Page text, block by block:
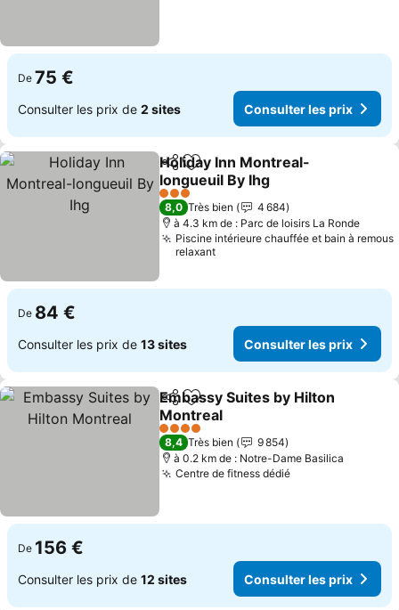
De 75 €
Consulter les prix de 2 sites Consulter les prix
PartagerAjouter à mes favoris
Holiday Inn Montreal-
longueuil By Ihg
Consulter les prix
3 Étoiles
8,0 Très bien
4 684
à 4.3 km de : Parc de loisirs La Ronde
Piscine intérieure chauffée et bain à remous
relaxant
De 84 €
Consulter les prix de 13 sites Consulter les prix
PartagerAjouter à mes favoris
Embassy Suites by Hilton
Montreal
Consulter les prix
4 Étoiles
8,4 Très bien
9 854
à 0.2 km de : Notre-Dame Basilica
Centre de fitness dédiéConsulter les
De 156 €
Consulter les prix de 12 sites Consulter les prix